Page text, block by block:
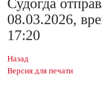
08.03.2026,
17:20
Назад
Версия для печати